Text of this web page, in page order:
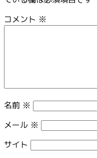
コメント ※
名前 ※
メール ※
サイト